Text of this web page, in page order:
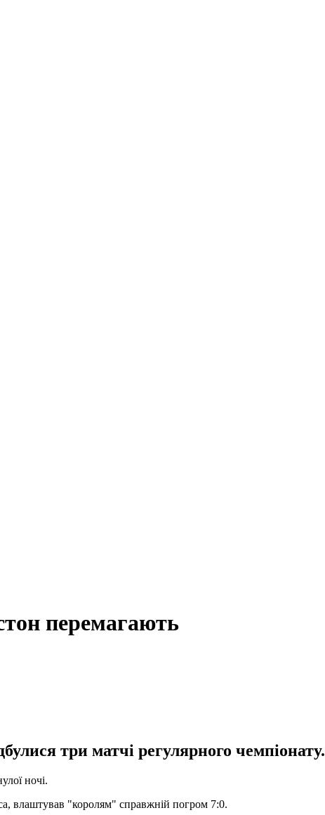
перемагають
три матчі регулярного чемпіонату.
ночі.
влаштував "королям" справжній погром 7:0.